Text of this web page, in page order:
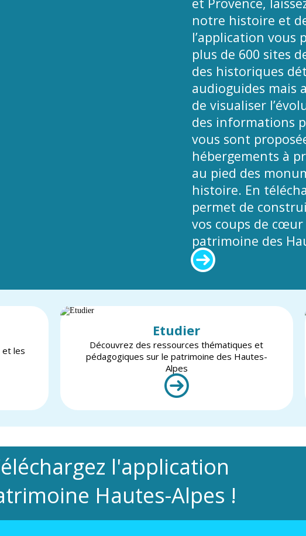
notre histoire et
l’application vous
plus de 600 sites
des historiques
audioguides mais
de visualiser
des informations
vous sont
hébergements à
au pied des
histoire. En
permet de
vos coups de
patrimoine des
et les
Etudier
Découvrez des ressources thématiques et
pédagogiques sur le patrimoine des Hautes-
Alpes
l'application
Hautes-Alpes !